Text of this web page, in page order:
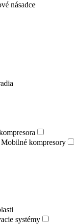
násadce
Mobilné kompresory
systémy